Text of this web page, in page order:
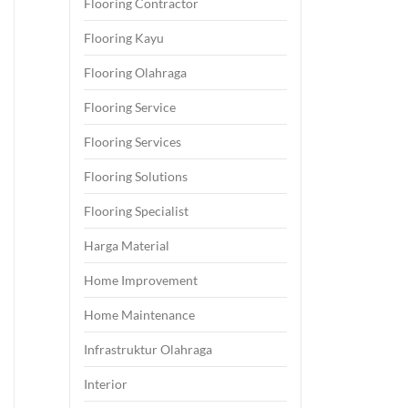
Flooring Kayu
Flooring Olahraga
Flooring Service
Flooring Services
Flooring Solutions
Flooring Specialist
Harga Material
Home Improvement
Home Maintenance
Infrastruktur Olahraga
Interior